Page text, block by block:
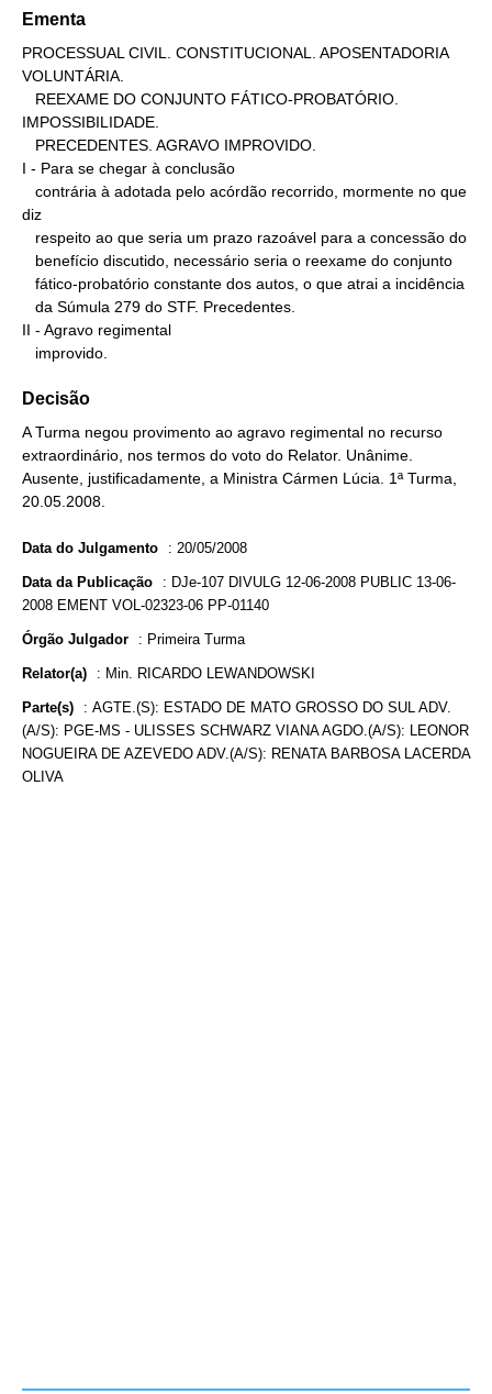
Ementa
PROCESSUAL CIVIL. CONSTITUCIONAL. APOSENTADORIA
VOLUNTÁRIA.
IMPOSSIBILIDADE.
I - Para se chegar à conclusão
diz
II - Agravo regimental
   improvido.
Decisão
A Turma negou provimento ao agravo regimental no recurso
extraordinário, nos termos do voto do Relator. Unânime.
Ausente, justificadamente, a Ministra Cármen Lúcia. 1ª Turma,
20.05.2008.
Data do Julgamento : 20/05/2008
Data da Publicação : DJe-107 DIVULG 12-06-2008 PUBLIC 13-06-
2008 EMENT VOL-02323-06 PP-01140
Órgão Julgador : Primeira Turma
Relator(a) : Min. RICARDO LEWANDOWSKI
Parte(s) : AGTE.(S): ESTADO DE MATO GROSSO DO SUL ADV.
(A/S): PGE-MS - ULISSES SCHWARZ VIANA AGDO.(A/S): LEONOR
NOGUEIRA DE AZEVEDO ADV.(A/S): RENATA BARBOSA LACERDA
OLIVA